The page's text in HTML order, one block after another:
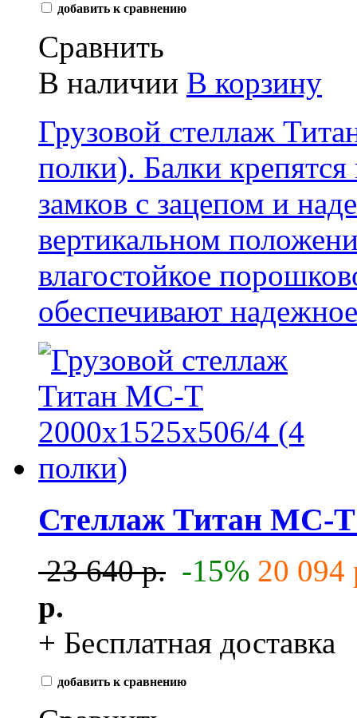
добавить к сравнению
Сравнить
В наличии В корзину
Грузовой стеллаж
полки) . Балки
замков с зацепом и
вертикальном
влагостойкое
обеспечивают
Стеллаж Титан МС-Т
23 640 р. -15% 20 094
р.
+ Бесплатная доставка
добавить к сравнению